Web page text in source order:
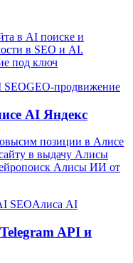
в AI поиске и
в SEO и AI.
под ключ
SEOGEO-продвижение
AI Яндекс
позиции в Алисе
в выдачу Алисы
Алисы ИИ от
SEOАлиса AI
API и